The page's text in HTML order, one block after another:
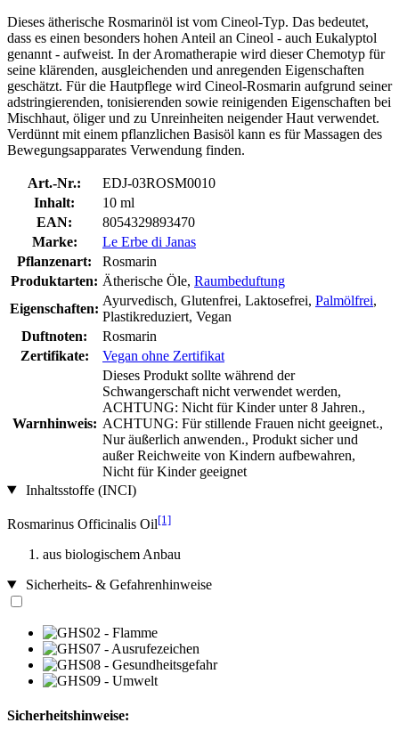
Dieses ätherische Rosmarinöl ist vom Cineol-Typ. Das bedeutet,
dass es einen besonders hohen Anteil an Cineol - auch Eukalyptol
genannt - aufweist. In der Aromatherapie wird dieser Chemotyp für
seine klärenden, ausgleichenden und anregenden Eigenschaften
geschätzt. Für die Hautpflege wird Cineol-Rosmarin aufgrund seiner
adstringierenden, tonisierenden sowie reinigenden Eigenschaften bei
Mischhaut, öliger und zu Unreinheiten neigender Haut verwendet.
Verdünnt mit einem pflanzlichen Basisöl kann es für Massagen des
Bewegungsapparates Verwendung finden.
Art.-Nr.:
EDJ-03ROSM0010
Inhalt:
10 ml
EAN:
8054329893470
Marke:
Le Erbe di Janas
Pflanzenart:
Rosmarin
Produktarten: Ätherische Öle, Raumbeduftung
Eigenschaften:
Ayurvedisch, Glutenfrei, Laktosefrei, Palmölfrei,
Plastikreduziert, Vegan
Duftnoten:
Rosmarin
Zertifikate:
Vegan ohne Zertifikat
Warnhinweis:
Dieses Produkt sollte während der
Schwangerschaft nicht verwendet werden,
ACHTUNG: Nicht für Kinder unter 8 Jahren.,
ACHTUNG: Für stillende Frauen nicht geeignet.,
Nur äußerlich anwenden., Produkt sicher und
außer Reichweite von Kindern aufbewahren,
Nicht für Kinder geeignet
Inhaltsstoffe (INCI)
Rosmarinus Officinalis Oil[1]
aus biologischem Anbau
Sicherheits- & Gefahrenhinweise
Sicherheitshinweise: